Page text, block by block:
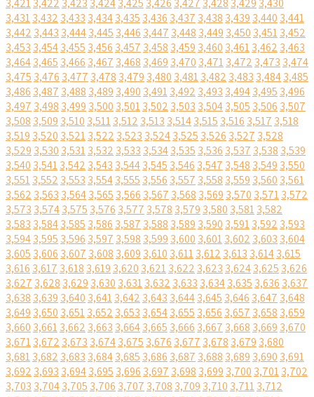
3,4213,422 3,423 3,4243,425 3,426 3,427 3,428 3,429 3,430
3,4313,432 3,433 3,4343,435 3,436 3,437 3,438 3,439 3,440 3,441
3,442 3,443 3,4443,445 3,446 3,447 3,448 3,449 3,450 3,4513,452
3,453 3,4543,455 3,456 3,457 3,458 3,459 3,460 3,4613,462 3,463
3,4643,465 3,466 3,467 3,468 3,469 3,470 3,4713,472 3,473 3,474
3,475 3,476 3,477 3,478 3,479 3,480 3,4813,482 3,483 3,4843,485
3,486 3,487 3,488 3,489 3,490 3,4913,492 3,493 3,4943,495 3,496
3,497 3,498 3,499 3,500 3,5013,502 3,503 3,5043,505 3,506 3,507
3,508 3,509 3,510 3,5113,512 3,513 3,5143,515 3,516 3,517 3,518
3,519 3,520 3,5213,522 3,523 3,5243,525 3,526 3,527 3,528
3,529 3,530 3,5313,532 3,533 3,5343,535 3,536 3,537 3,538 3,539
3,540 3,5413,542 3,543 3,5443,545 3,546 3,547 3,548 3,549 3,550
3,5513,552 3,553 3,5543,555 3,556 3,557 3,558 3,559 3,560 3,561
3,562 3,563 3,5643,565 3,566 3,567 3,568 3,569 3,570 3,5713,572
3,573 3,5743,575 3,576 3,577 3,578 3,579 3,580 3,5813,582
3,583 3,5843,585 3,586 3,587 3,588 3,589 3,590 3,5913,592 3,593
3,5943,595 3,596 3,597 3,598 3,599 3,600 3,6013,602 3,603 3,604
3,605 3,606 3,607 3,608 3,609 3,610 3,6113,612 3,613 3,6143,615
3,616 3,617 3,618 3,619 3,620 3,6213,622 3,623 3,6243,625 3,626
3,627 3,628 3,629 3,630 3,6313,632 3,633 3,6343,635 3,636 3,637
3,638 3,639 3,640 3,6413,642 3,643 3,6443,645 3,646 3,647 3,648
3,649 3,650 3,6513,652 3,653 3,6543,655 3,656 3,657 3,658 3,659
3,660 3,6613,662 3,663 3,6643,665 3,666 3,667 3,668 3,669 3,670
3,6713,672 3,673 3,6743,675 3,676 3,677 3,678 3,679 3,680
3,6813,682 3,683 3,6843,685 3,686 3,687 3,688 3,689 3,690 3,691
3,692 3,693 3,6943,695 3,696 3,697 3,698 3,699 3,700 3,7013,702
3,703 3,7043,705 3,706 3,707 3,708 3,709 3,710 3,7113,712